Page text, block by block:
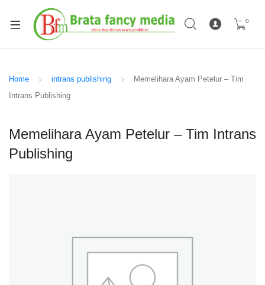
0
Home intrans publishing
Memelihara Ayam Petelur – Tim
Intrans Publishing
Memelihara Ayam Petelur – Tim Intrans
Publishing